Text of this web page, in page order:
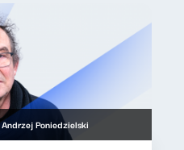
Andrzej Poniedzielski